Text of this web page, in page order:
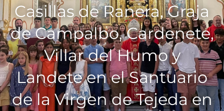
Casillas de Ranera, Graja
de Campalbo, Cardenete,
Villar del Humo y
Landete en el Santuario
de la Virgen de Tejeda en